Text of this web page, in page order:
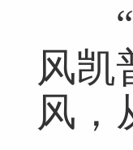
“
风凯
风，